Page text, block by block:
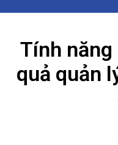
Tính
quả quản